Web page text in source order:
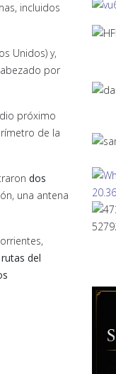
incluidos
Unidos) y,
por
próximo
de la
dos
una antena
del